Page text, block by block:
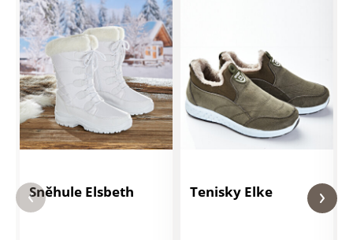
Sněhule Elsbeth Tenisky Elke